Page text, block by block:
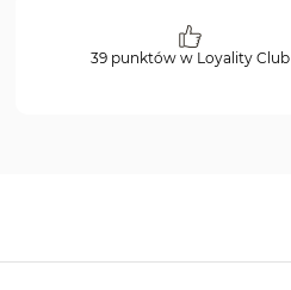
39 punktów w Loyality Club